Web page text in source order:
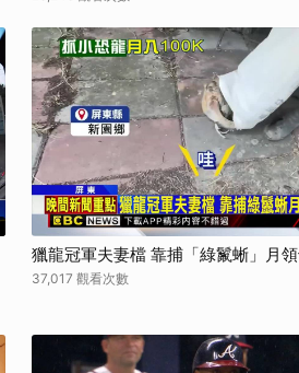
獵龍冠軍夫妻檔 靠捕「綠鬣蜥」月
37,017 觀看次數